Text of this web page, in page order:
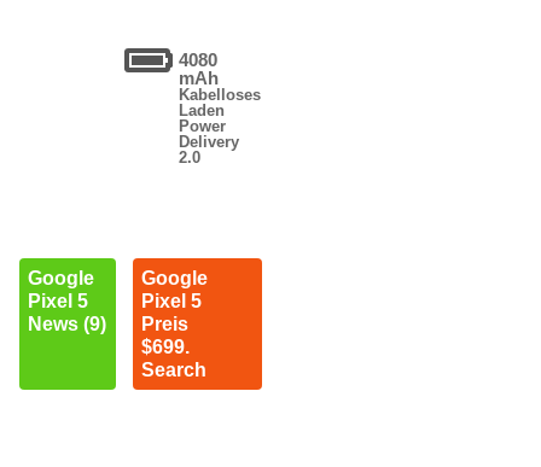
4080
mAh
Kabelloses
Laden
Power
Delivery
2.0
Google
Pixel 5
News (9)
Google
Pixel 5
Preis
$699.
Search